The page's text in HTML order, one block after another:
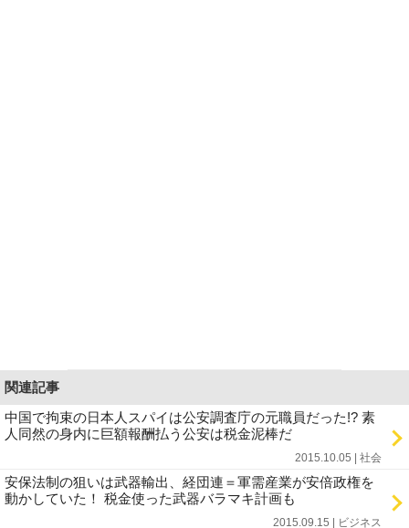
関連記事
中国で拘束の日本人スパイは公安調査庁の元職員だった!? 素
人同然の身内に巨額報酬払う公安は税金泥棒だ
2015.10.05 | 社会
安保法制の狙いは武器輸出、経団連＝軍需産業が安倍政権を
動かしていた！ 税金使った武器バラマキ計画も
2015.09.15 | ビジネス